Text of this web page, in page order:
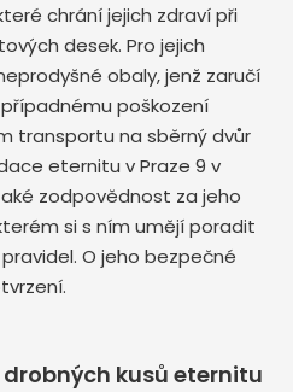
chrání jejich zdraví při
desek. Pro jejich
obaly, jenž zaručí
poškození
transportu na sběrný dvůr
eternitu v Praze 9 v
zodpovědnost za jeho
si s ním umějí poradit
O jeho bezpečné
kusů eternitu